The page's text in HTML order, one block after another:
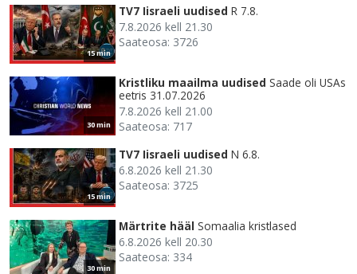
15 min
TV7 Iisraeli uudised R 7.8.
7.8.2026 kell 21.30
Saateosa: 3726
30 min
Kristliku maailma uudised Saade oli USAs
eetris 31.07.2026
7.8.2026 kell 21.00
Saateosa: 717
15 min
TV7 Iisraeli uudised N 6.8.
6.8.2026 kell 21.30
Saateosa: 3725
30 min
Märtrite hääl Somaalia kristlased
6.8.2026 kell 20.30
Saateosa: 334